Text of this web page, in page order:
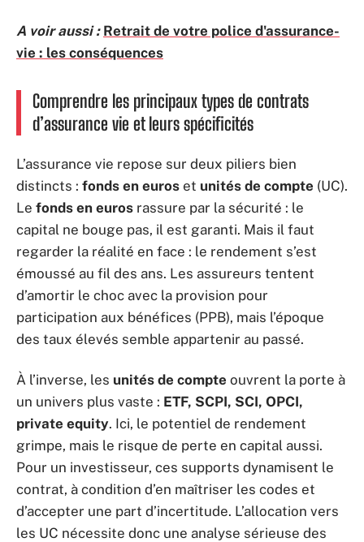
A voir aussi : Retrait de votre police d'assurance-
vie : les conséquences
Comprendre les principaux types de contrats
d’assurance vie et leurs spécificités
L’assurance vie repose sur deux piliers bien
distincts : fonds en euros et unités de compte (UC).
Le fonds en euros rassure par la sécurité : le
capital ne bouge pas, il est garanti. Mais il faut
regarder la réalité en face : le rendement s’est
émoussé au fil des ans. Les assureurs tentent
d’amortir le choc avec la provision pour
participation aux bénéfices (PPB), mais l’époque
des taux élevés semble appartenir au passé.
À l’inverse, les unités de compte ouvrent la porte à
un univers plus vaste : ETF, SCPI, SCI, OPCI,
private equity. Ici, le potentiel de rendement
grimpe, mais le risque de perte en capital aussi.
Pour un investisseur, ces supports dynamisent le
contrat, à condition d’en maîtriser les codes et
d’accepter une part d’incertitude. L’allocation vers
les UC nécessite donc une analyse sérieuse des